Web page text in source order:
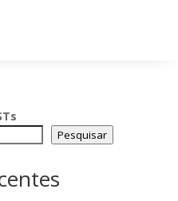
Pesquisar